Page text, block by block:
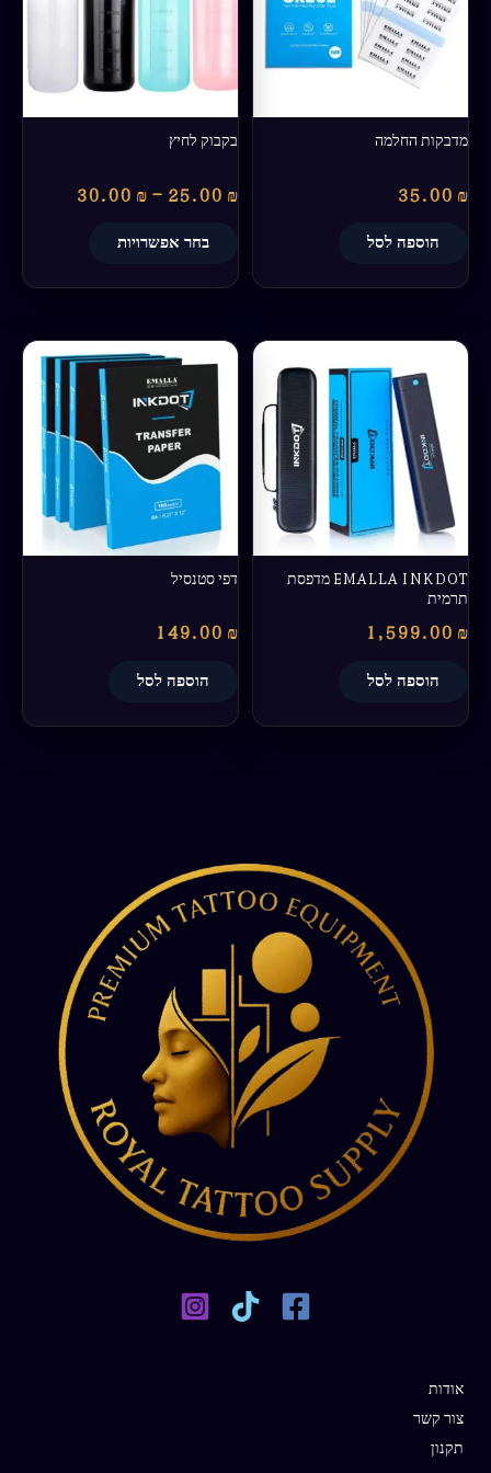
מדבקות החלמה
35.00 ₪
הוספה לסל
בקבוק לחיץ
25.00 ₪
–
30.00 ₪
בחר אפשרויות
את
EMALLA INKDOT מדפסת
תרמית
1,599.00 ₪
הוספה לסל
דפי סטנסיל
149.00 ₪
הוספה לסל
אודות
צור קשר
תקנון